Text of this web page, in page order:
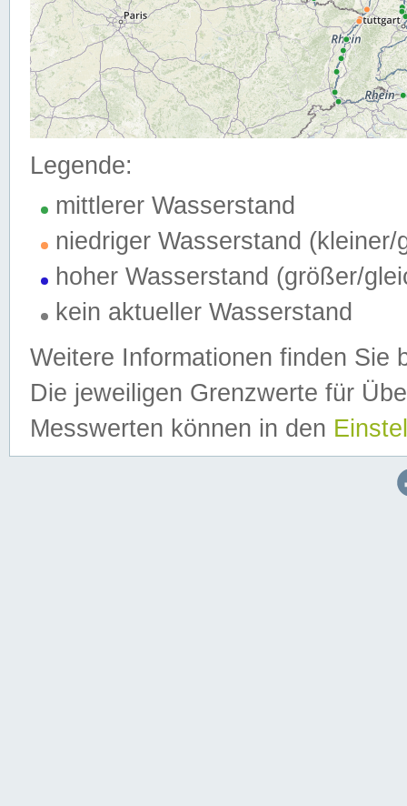
Legende:
mittlerer Wasserstand
niedriger Wasserstand (kleiner/
hoher Wasserstand (größer/
kein aktueller Wasserstand
Weitere Informationen finden Sie
Die jeweiligen Grenzwerte für
Messwerten können in den